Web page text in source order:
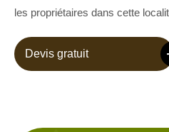
les propriétaires dans cette
Devis gratuit